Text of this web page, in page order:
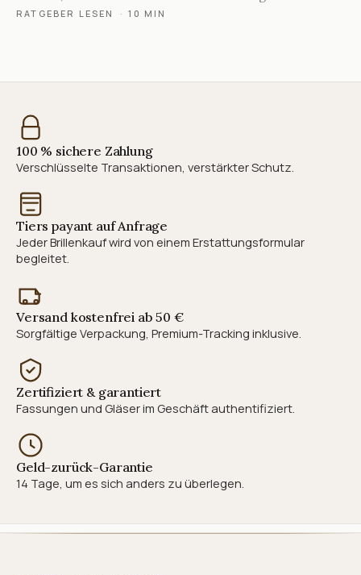
RATGEBER LESEN · 10 MIN
100 % sichere Zahlung
Verschlüsselte Transaktionen, verstärkter Schutz.
Tiers payant auf Anfrage
Jeder Brillenkauf wird von einem Erstattungsformular
begleitet.
Versand kostenfrei ab 50 €
Sorgfältige Verpackung, Premium-Tracking inklusive.
Zertifiziert & garantiert
Fassungen und Gläser im Geschäft authentifiziert.
Geld-zurück-Garantie
14 Tage, um es sich anders zu überlegen.